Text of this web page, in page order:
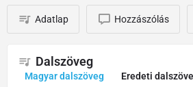
Adatlap Hozzászólás
Dalszöveg
Magyar dalszöveg Eredeti